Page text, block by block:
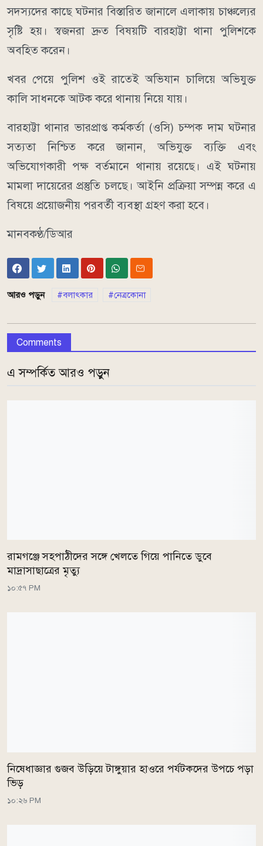
সদস্যদের কাছে ঘটনার বিস্তারিত জানালে এলাকায় চাঞ্চল্যের
সৃষ্টি হয়। স্বজনরা দ্রুত বিষয়টি বারহাট্টা থানা পুলিশকে
অবহিত করেন।
খবর পেয়ে পুলিশ ওই রাতেই অভিযান চালিয়ে অভিযুক্ত
কালি সাধনকে আটক করে থানায় নিয়ে যায়।
বারহাট্টা থানার ভারপ্রাপ্ত কর্মকর্তা (ওসি) চম্পক দাম ঘটনার
সত্যতা নিশ্চিত করে জানান, অভিযুক্ত ব্যক্তি এবং
অভিযোগকারী পক্ষ বর্তমানে থানায় রয়েছে। এই ঘটনায়
মামলা দায়েরের প্রস্তুতি চলছে। আইনি প্রক্রিয়া সম্পন্ন করে এ
বিষয়ে প্রয়োজনীয় পরবর্তী ব্যবস্থা গ্রহণ করা হবে।
মানবকণ্ঠ/ডিআর
আরও পড়ুন বলাৎকার নেত্রকোনা
Comments
এ সম্পর্কিত আরও পড়ুন
রামগঞ্জে সহপাঠীদের সঙ্গে খেলতে গিয়ে পানিতে ডুবে
মাদ্রাসাছাত্রের মৃত্যু
১০:৫৭ PM
নিষেধাজ্ঞার গুজব উড়িয়ে টাঙ্গুয়ার হাওরে পর্যটকদের উপচে পড়া
ভিড়
১০:২৬ PM